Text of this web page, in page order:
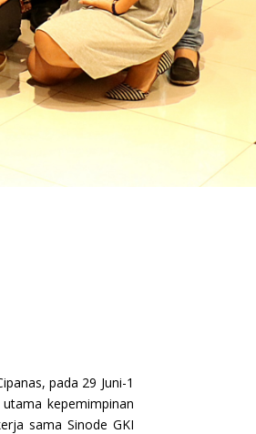
pada 29 Juni-1
kepemimpinan
sama Sinode GKI